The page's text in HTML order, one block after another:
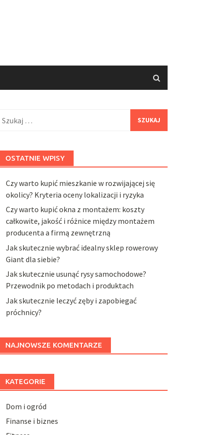
OSTATNIE WPISY
Czy warto kupić mieszkanie w rozwijającej się
okolicy? Kryteria oceny lokalizacji i ryzyka
Czy warto kupić okna z montażem: koszty
całkowite, jakość i różnice między montażem
producenta a firmą zewnętrzną
Jak skutecznie wybrać idealny sklep rowerowy
Giant dla siebie?
Jak skutecznie usunąć rysy samochodowe?
Przewodnik po metodach i produktach
Jak skutecznie leczyć zęby i zapobiegać
próchnicy?
NAJNOWSZE KOMENTARZE
KATEGORIE
Dom i ogród
Finanse i biznes